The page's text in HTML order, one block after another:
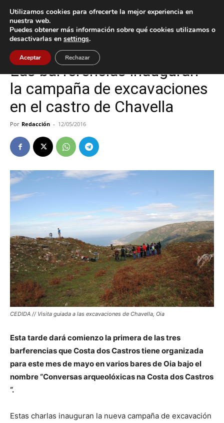
Inicio Cultura / Ocio
Cultura / Ocio Oia
Las barferencias inauguran
la campaña de excavaciones
en el castro de Chavella
Por Redacción - 12/05/2016
CEDIDA // Visita guiada a las excavaciones de Chavella, Oia
Esta tarde dará comienzo la primera de las tres
barferencias que Costa dos Castros tiene organizada
para este mes de mayo en varios bares de Oia bajo el
nombre “Conversas arqueolóxicas na Costa dos Castros
“.
Estas charlas inauguran la nueva campaña de excavación
Utilizamos cookies para ofrecerte la mejor experiencia en
nuestra web.
Puedes obtener más información sobre qué cookies utilizamos o
desactivarlas en settings.
Aceptar Rechazar